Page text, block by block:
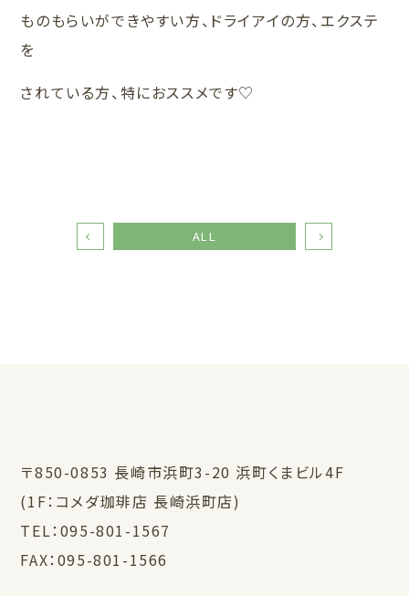
ものもらいができやすい方、ドライアイの方、エクステ
を
されている方、特におススメです♡
ALL
〒850-0853 長崎市浜町3-20 浜町くまビル4F
(1F：コメダ珈琲店 長崎浜町店)
TEL： 095-801-1567
FAX：095-801-1566